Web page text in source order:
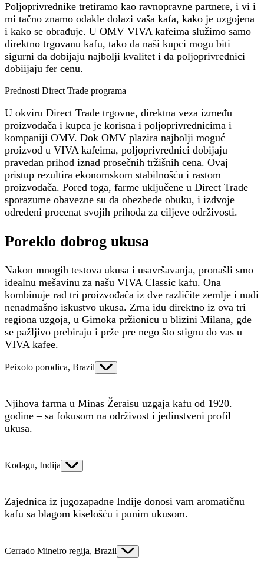
Poljoprivrednike tretiramo kao ravnopravne partnere, i vi i
mi tačno znamo odakle dolazi vaša kafa, kako je uzgojena
i kako se obrađuje. U OMV VIVA kafeima služimo samo
direktno trgovanu kafu, tako da naši kupci mogu biti
sigurni da dobijaju najbolji kvalitet i da poljoprivrednici
dobiijaju fer cenu.
Prednosti Direct Trade programa
U okviru Direct Trade trgovne, direktna veza između
proizvođača i kupca je korisna i poljoprivrednicima i
kompaniji OMV. Dok OMV plazira najbolji moguć
proizvod u VIVA kafeima, poljoprivrednici dobijaju
pravedan prihod iznad prosečnih tržišnih cena. Ovaj
pristup rezultira ekonomskom stabilnošću i rastom
proizvođača. Pored toga, farme uključene u Direct Trade
sporazume obavezne su da obezbede obuku, i izdvoje
određeni procenat svojih prihoda za ciljeve održivosti.
Poreklo dobrog ukusa
Nakon mnogih testova ukusa i usavršavanja, pronašli smo
idealnu mešavinu za našu VIVA Classic kafu. Ona
kombinuje rad tri proizvođača iz dve različite zemlje i nudi
nenadmašno iskustvo ukusa. Zrna idu direktno iz ova tri
regiona uzgoja, u Gimoka pržionicu u blizini Milana, gde
se pažljivo prebiraju i prže pre nego što stignu do vas u
VIVA kafee.
Peixoto porodica, Brazil
Njihova farma u Minas Žeraisu uzgaja kafu od 1920.
godine – sa fokusom na održivost i jedinstveni profil
ukusa.
Kodagu, Indija
Zajednica iz jugozapadne Indije donosi vam aromatičnu
kafu sa blagom kiselošću i punim ukusom.
Cerrado Mineiro regija, Brazil